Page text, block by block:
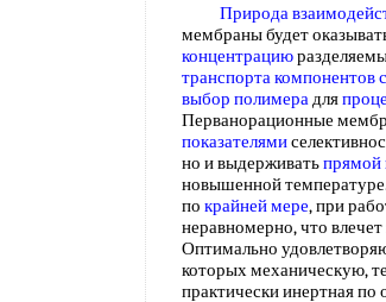
Природа
мембраны будет
концентрацию
транспортакомпонентов
выбор полимерадля
Перванорационные
показателями
но и выдерживатьпрямой
новышенной
по крайней мере, при
неравномерно, что влечет
Оптимально
которых механическую,
практически инертная